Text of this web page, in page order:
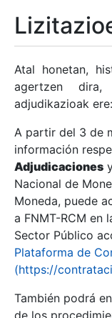
Erakutsi/Ezkutatu
Erakutsi/Ezkutatu
Erakutsi/Ezkutatu
Erakutsi/
Atal honetan,
agertzen
adjudikazioak ere:
A partir del 3 de
información
Adjudicaciones
Nacional de
Moneda, puede
a FNMT-RCM en
Sector Público
Plataforma de
(https://
También podrá
de los